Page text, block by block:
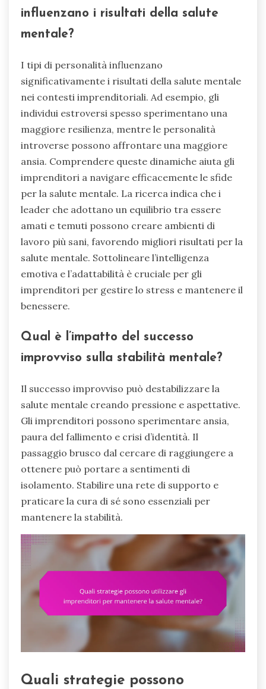
influenzano i risultati della salute
mentale?
I tipi di personalità influenzano
significativamente i risultati della salute mentale
nei contesti imprenditoriali. Ad esempio, gli
individui estroversi spesso sperimentano una
maggiore resilienza, mentre le personalità
introverse possono affrontare una maggiore
ansia. Comprendere queste dinamiche aiuta gli
imprenditori a navigare efficacemente le sfide
per la salute mentale. La ricerca indica che i
leader che adottano un equilibrio tra essere
amati e temuti possono creare ambienti di
lavoro più sani, favorendo migliori risultati per la
salute mentale. Sottolineare l’intelligenza
emotiva e l’adattabilità è cruciale per gli
imprenditori per gestire lo stress e mantenere il
benessere.
Qual è l’impatto del successo
improvviso sulla stabilità mentale?
Il successo improvviso può destabilizzare la
salute mentale creando pressione e aspettative.
Gli imprenditori possono sperimentare ansia,
paura del fallimento e crisi d’identità. Il
passaggio brusco dal cercare di raggiungere a
ottenere può portare a sentimenti di
isolamento. Stabilire una rete di supporto e
praticare la cura di sé sono essenziali per
mantenere la stabilità.
Quali strategie possono